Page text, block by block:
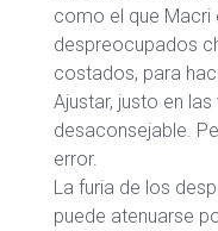
como el que Macri
despreocupados
costados, para
Ajustar, justo en
desaconsejable.
error.
La furia de los
puede atenuarse